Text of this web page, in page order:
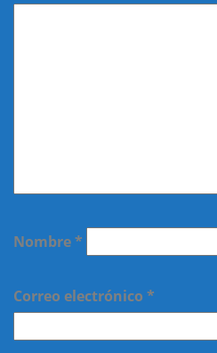
Nombre*
Correo electrónico *